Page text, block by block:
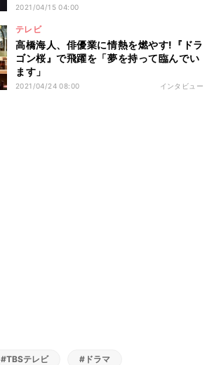
2021/04/15 04:00
テレビ
高橋海人、俳優業に情熱を燃やす!『ドラ
ゴン桜』で飛躍を「夢を持って臨んでい
ます」
2021/04/24 08:00 インタビュー
#TBSテレビ #ドラマ